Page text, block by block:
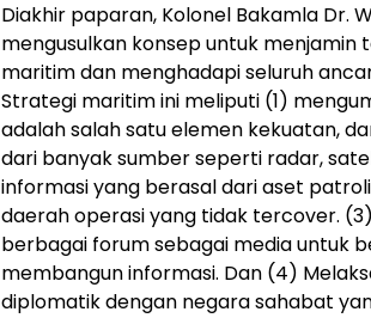
Diakhir paparan, Kolonel Bakamla Dr.
mengusulkan konsep untuk menjamin
maritim dan menghadapi seluruh
Strategi maritim ini meliputi (1)
adalah salah satu elemen kekuatan,
dari banyak sumber seperti radar,
informasi yang berasal dari aset
daerah operasi yang tidak tercover.
berbagai forum sebagai media untuk
membangun informasi. Dan (4)
diplomatik dengan negara sahabat